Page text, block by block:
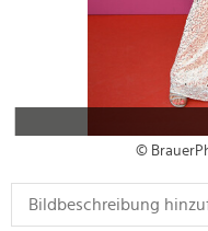
©